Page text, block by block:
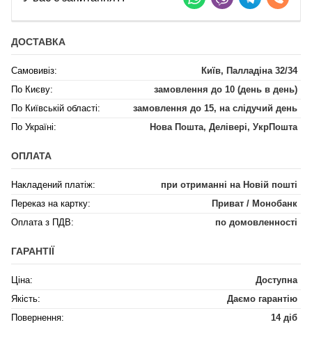
ДОСТАВКА
Самовивіз:
Київ, Палладіна 32/34
По Києву:
замовлення до 10 (день в день)
По Київській області:
замовлення до 15, на слідучий день
По Україні:
Нова Пошта, Делівері, УкрПошта
ОПЛАТА
Накладений платіж:
при отриманні на Новій пошті
Переказ на картку:
Приват / Монобанк
Оплата з ПДВ:
по домовленності
ГАРАНТІЇ
Ціна:
Доступна
Якість:
Даємо гарантію
Повернення:
14 діб